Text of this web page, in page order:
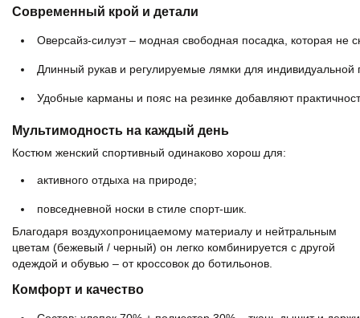
Современный крой и детали
Оверсайз‑силуэт – модная свободная посадка, которая не
Длинный рукав и регулируемые лямки для индивидуальной
Удобные карманы и пояс на резинке добавляют
Мультимодность на каждый день
Костюм женский спортивный одинаково хорош для:
активного отдыха на природе;
повседневной носки в стиле спорт‑шик.
Благодаря воздухопроницаемому материалу и нейтральным
цветам (бежевый / черный) он легко комбинируется с другой
одеждой и обувью – от кроссовок до ботильонов.
Комфорт и качество